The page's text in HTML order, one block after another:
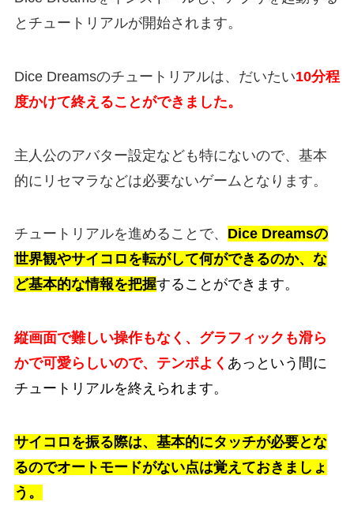
とチュートリアルが開始されます。
Dice Dreamsのチュートリアルは、だいたい10分程
度かけて終えることができました。
主人公のアバター設定なども特にないので、基本
的にリセマラなどは必要ないゲームとなります。
チュートリアルを進めることで、 Dice Dreamsの
世界観やサイコロを転がして何ができるのか、な
ど基本的な情報を把握することができます。
縦画面で難しい操作もなく、グラフィックも滑ら
かで可愛らしいので、テンポよく あっという間に
チュートリアルを終えられます。
サイコロを振る際は、基本的にタッチが必要とな
るのでオートモードがない点は覚えておきましょ
う。